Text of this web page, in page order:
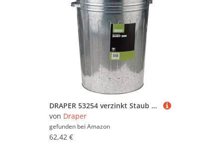
DRAPER 53254 verzinkt Staub Bin, silber, 85 Liter
von Draper
gefunden bei Amazon
62,42 €